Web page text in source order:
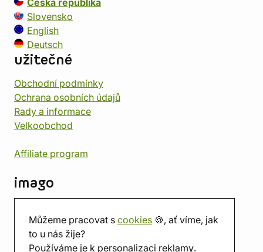
Můžeme pracovat s cookies 🍪, ať víme, jak
to u nás žije?
Používáme je k personalizaci reklamy.
Česká republika
Slovensko
English
Deutsch
užitečné
Obchodní podmínky
Ochrana osobních údajů
Rady a informace
Velkoobchod
Affiliate program
imago
Prodejna
Herna
O nás